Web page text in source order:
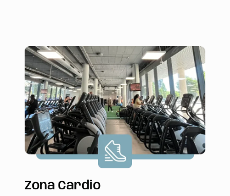
Zona Cardio